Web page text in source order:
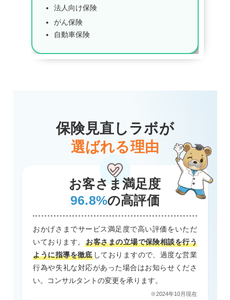
法人向け保険
がん保険
自動車保険
保険見直しラボが
選ばれる理由
お客さま満足度
96.8%の高評価
おかげさまでサービス満足度で高い評価をいただ
いております。お客さまの立場で保険相談を行う
ように指導を徹底しておりますので、過度な営業
行為や失礼な対応があった場合はお知らせくださ
い。コンサルタントの変更を承ります。
※2024年10月現在